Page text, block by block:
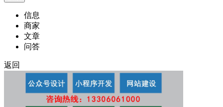
信息
商家
文章
问答
返回